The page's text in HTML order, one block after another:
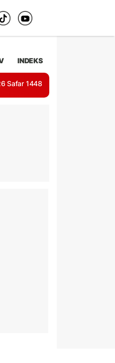
INDEKS
Safar 1448